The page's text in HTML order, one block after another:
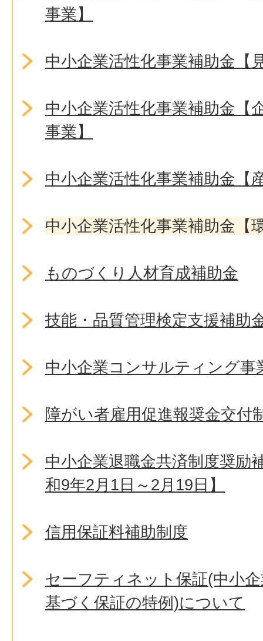
事業】
中小企業活性化事業補助金【
中小企業活性化事業補助金【
事業】
中小企業活性化事業補助金【
中小企業活性化事業補助金【
ものづくり人材育成補助金
技能・品質管理検定支援補助
中小企業コンサルティング事
障がい者雇用促進報奨金交付
中小企業退職金共済制度奨励
和9年2月1日～2月19日】
信用保証料補助制度
セーフティネット保証(中小
基づく保証の特例)について